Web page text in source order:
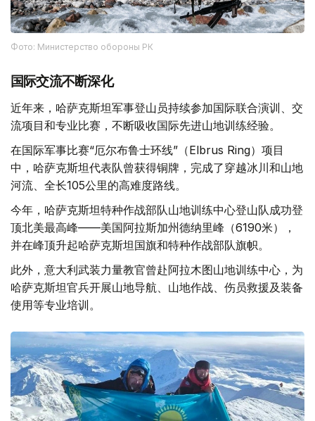
Фото: Министерство обороны РК
国际交流不断深化
近年来，哈萨克斯坦军事登山员持续参加国际联合演训、交
流项目和专业比赛，不断吸收国际先进山地训练经验。
在国际军事比赛“厄尔布鲁士环线”（Elbrus Ring）项目
中，哈萨克斯坦代表队曾获得铜牌，完成了穿越冰川和山地
河流、全长105公里的高难度路线。
今年，哈萨克斯坦特种作战部队山地训练中心登山队成功登
顶北美最高峰——美国阿拉斯加州德纳里峰（6190米），
并在峰顶升起哈萨克斯坦国旗和特种作战部队旗帜。
此外，意大利武装力量教官曾赴阿拉木图山地训练中心，为
哈萨克斯坦官兵开展山地导航、山地作战、伤员救援及装备
使用等专业培训。